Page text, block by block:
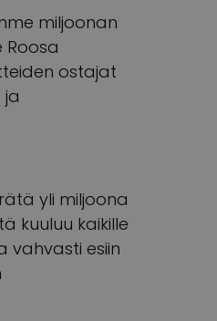
miljoonan
Roosa
ostajat
yli miljoona
kuuluu kaikille
vahvasti esiin